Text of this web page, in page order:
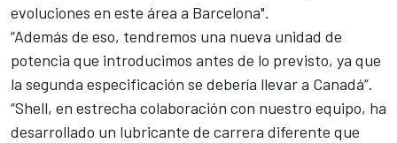
evoluciones en este área a Barcelona".
“Además de eso, tendremos una nueva unidad de
potencia que introducimos antes de lo previsto, ya que
la segunda especificación se debería llevar a Canadá”.
“Shell, en estrecha colaboración con nuestro equipo, ha
desarrollado un lubricante de carrera diferente que